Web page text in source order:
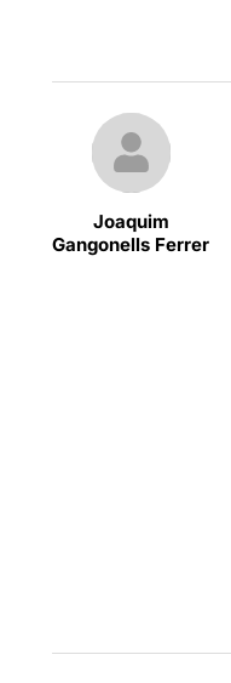
Joaquim
Gangonells Ferrer